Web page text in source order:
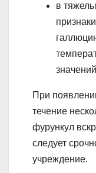
в
При
течение
фурункул
следует
учреждение.